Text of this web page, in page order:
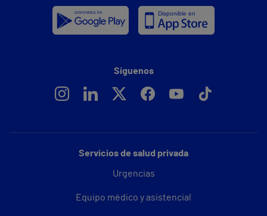
Servicios de salud privada
Urgencias
Equipo médico y asistencial
Síguenos